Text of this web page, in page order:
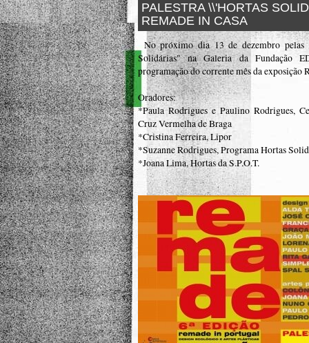
PALESTRA \\'HORTAS
REMADE IN CASA
No próximo dia 13 de dezembro
Solidárias" na Galeria da Fundação
programação do corrente mês da exposição
Oradores:
*Paula Rodrigues e Paulino Rodrigues,
Cruz Vermelha de Braga
*Cristina Ferreira, Lipor
*Suzanne Rodrigues, Programa Hortas
*Joana Lima, Hortas da S.P.O.T.